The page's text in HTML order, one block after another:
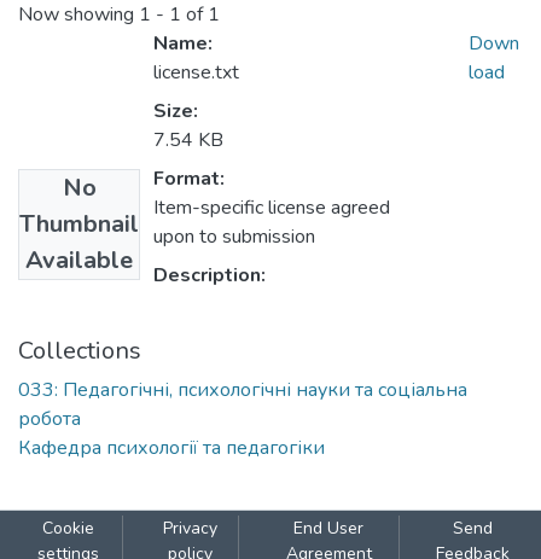
Now showing 1 - 1 of 1
No
Thumbnail
Available
Name:
license.txt
Size:
7.54 KB
Format:
Item-specific license agreed
upon to submission
Description:
Down
load
Collections
033: Педагогічні, психологічні науки та соціальна
робота
Кафедра психології та педагогіки
Cookie
settings
Privacy
policy
End User
Agreement
Send
Feedback